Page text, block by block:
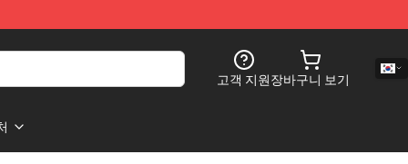
고객 지원장바구니 보기